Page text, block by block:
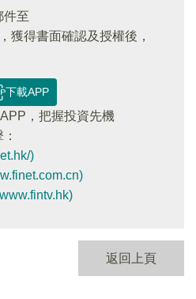
件至
，獲得書面確認及授權後，
下載APP
，把握投資先機
)
返回上頁